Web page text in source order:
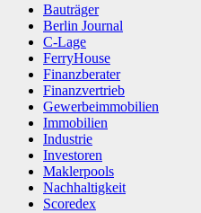
Bauträger
Berlin Journal
C-Lage
FerryHouse
Finanzberater
Finanzvertrieb
Gewerbeimmobilien
Immobilien
Industrie
Investoren
Maklerpools
Nachhaltigkeit
Scoredex